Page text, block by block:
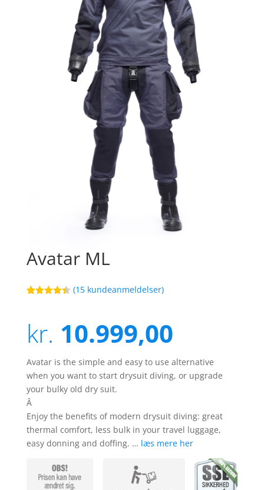
Avatar ML
baseret
på
kundebedø
(15 kundeanmeldelser)
kr. 10.999,00
Avatar is the simple and easy to use alternative
when you want to start drysuit diving, or upgrade
your bulky old dry suit.
Â
Enjoy the benefits of modern drysuit diving: great
thermal comfort, less bulk in your travel luggage,
easy donning and doffing. … læs mere her